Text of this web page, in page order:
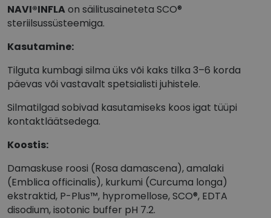
NAVI®INFLAon säilitusaineteta SCO®
steriilsussüsteemiga.
Kasutamine:
Tilguta kumbagi silma üks või kaks tilka 3–6 korda
päevas või vastavalt spetsialisti juhistele.
Silmatilgad sobivad kasutamiseks koos igat tüüpi
kontaktläätsedega.
Koostis:
Damaskuse roosi (Rosa damascena), amalaki
(Emblica officinalis), kurkumi (Curcuma longa)
ekstraktid, P-Plus™, hypromellose, SCO®, EDTA
disodium, isotonic buffer pH 7.2.